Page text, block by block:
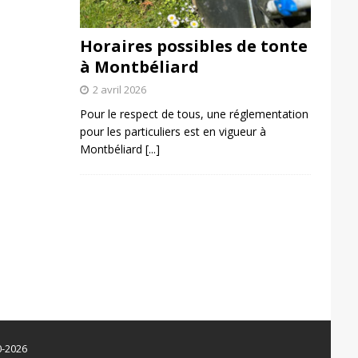
Horaires possibles de tonte
à Montbéliard
2 avril 2026
Pour le respect de tous, une réglementation
pour les particuliers est en vigueur à
Montbéliard [...]
2026